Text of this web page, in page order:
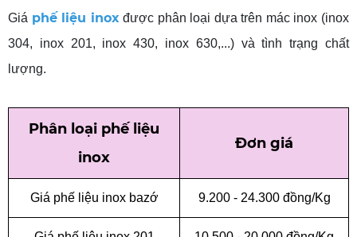
Giá phế liệu inox được phân loại dựa trên mác inox (inox
304, inox 201, inox 430, inox 630,...) và tình trạng chất
lượng.
Phân loại phế liệu
inox
Đơn giá
Giá phế liệu inox bazớ 9.200 -24.300 đồng/Kg